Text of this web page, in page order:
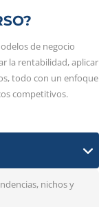
de negocio
la rentabilidad, aplicar
todo con un enfoque
competitivos.
nichos y